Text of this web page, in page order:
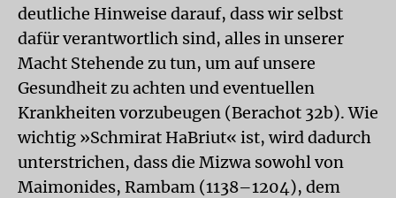
deutliche Hinweise darauf, dass wir selbst
dafür verantwortlich sind, alles in unserer
Macht Stehende zu tun, um auf unsere
Gesundheit zu achten und eventuellen
Krankheiten vorzubeugen (Berachot 32b). Wie
wichtig »Schmirat HaBriut« ist, wird dadurch
unterstrichen, dass die Mizwa sowohl von
Maimonides, Rambam (1138–1204), dem